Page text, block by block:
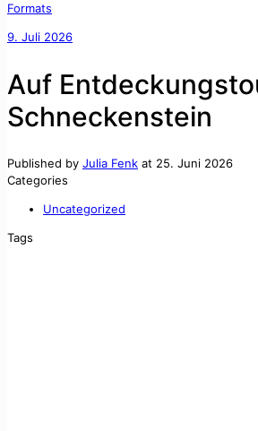
Formats
9. Juli 2026
Auf
Schneckenstein
Published by Julia Fenk at 25. Juni 2026
Categories
Uncategorized
Tags